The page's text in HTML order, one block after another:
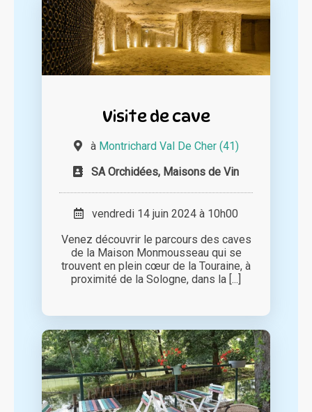
Visite de cave
à Montrichard Val De Cher (41)
SA Orchidées, Maisons de Vin
vendredi 14 juin 2024 à 10h00
Venez découvrir le parcours des caves
de la Maison Monmousseau qui se
trouvent en plein cœur de la Touraine, à
proximité de la Sologne, dans la [...]